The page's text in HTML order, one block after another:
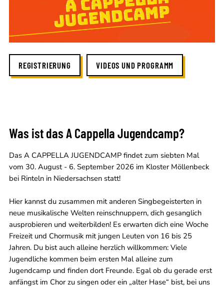
REGISTRIERUNG VIDEOS UND PROGRAMM
Was ist das A Cappella Jugendcamp?
Das A CAPPELLA JUGENDCAMP findet zum siebten Mal
vom 30. August - 6. September 2026 im Kloster Möllenbeck
bei Rinteln in Niedersachsen statt!
Hier kannst du zusammen mit anderen Singbegeisterten in
neue musikalische Welten reinschnuppern, dich gesanglich
ausprobieren und weiterbilden! Es erwarten dich eine Woche
Freizeit und Chormusik mit jungen Leuten von 16 bis 25
Jahren. Du bist auch alleine herzlich willkommen: Viele
Jugendliche kommen beim ersten Mal alleine zum
Jugendcamp und finden dort Freunde. Egal ob du gerade erst
anfängst im Chor zu singen oder ein „alter Hase“ bist, bei uns